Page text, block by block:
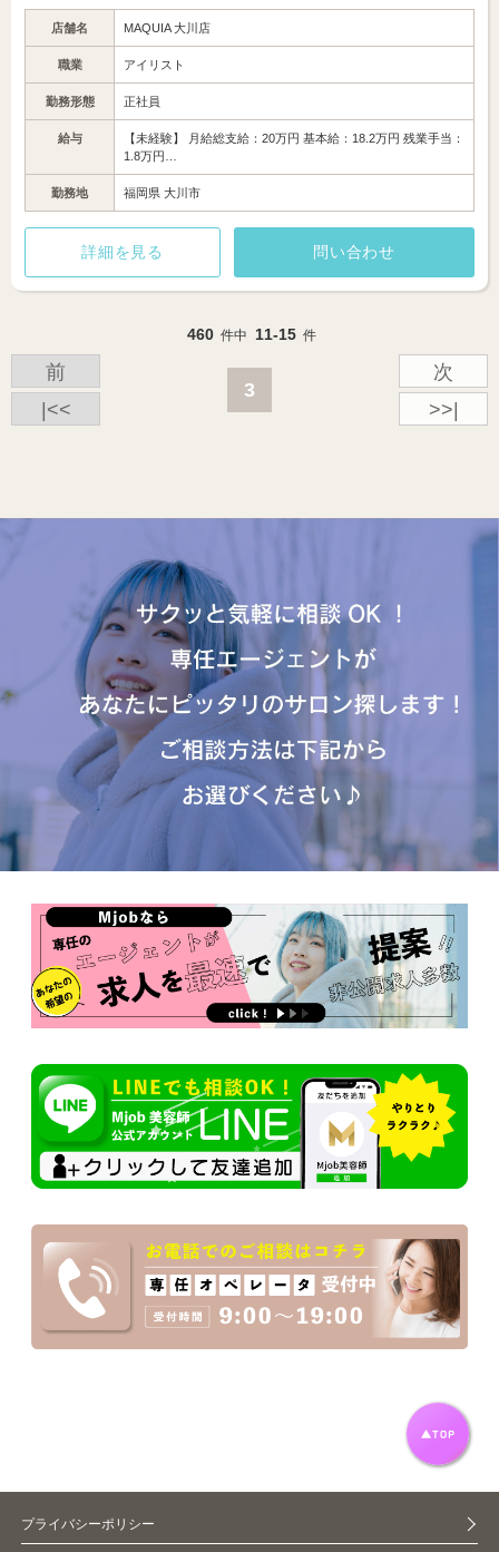
店舗名 MAQUIA 大川店
職業 アイリスト
勤務形態 正社員
給与
【未経験】 月給総支給：20万円 基本給：18.2万円 残業手当：
1.8万円…
勤務地 福岡県 大川市
詳細を見る 問い合わせ
460 件中 11-15 件
|<<
前
3
次
>>|
プライバシーポリシー